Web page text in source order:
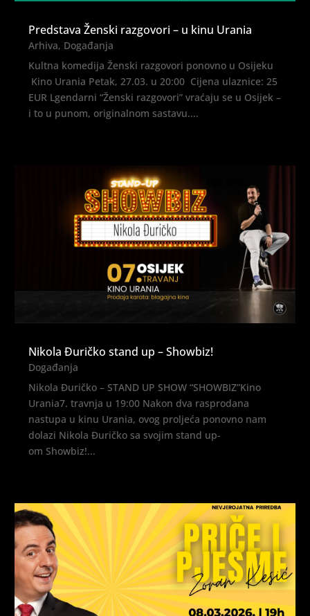
Predstava Ženski razgovori – u kinu Urania
Arhiva, Događanja
Kultna komedija Ženski razgovori ponovno u Osijeku
Kino Urania Petak, 27.03. u 20:00 Cijena ulaznice: 25
EUR Lgendarni “Ženski razgovori” vraćaju se u Osijek –
i to u punom, originalnom sastavu....
Nikola Đuričko stand up – Showbiz!
Događanja
Nikola Đuričko – STAND UP SHOW “SHOWBIZ”Kino
Urania7. travnja u 19:00 Nakon dva rasprodana
nastupa u kinu Urania, ovog proljeća ponovno nam
dolazi Nikola Đuričko sa svojim stand up-
om Showbiz!...